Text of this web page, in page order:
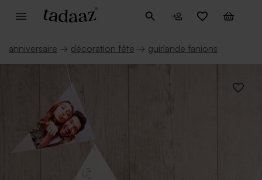
anniversaire → décoration fête → guirlande fanions